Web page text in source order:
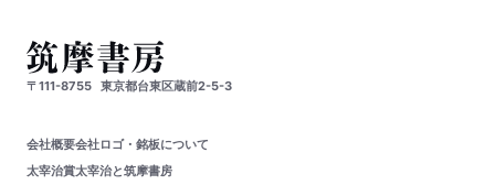
〒111-8755 東京都台東区蔵前2-5-3
会社概要会社ロゴ・銘板について
太宰治賞太宰治と筑摩書房